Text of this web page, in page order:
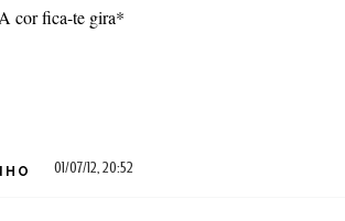
cor fica-te gira*
01/07/12, 20:52